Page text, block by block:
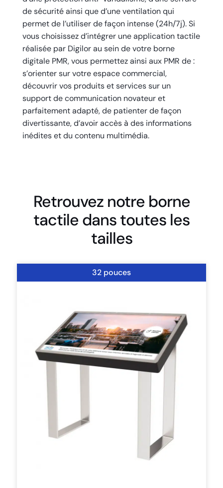
de sécurité ainsi que d’une ventilation qui
permet de l’utiliser de façon intense (24h/7j). Si
vous choisissez d’intégrer une application tactile
réalisée par Digilor au sein de votre borne
digitale PMR, vous permettez ainsi aux PMR de :
s’orienter sur votre espace commercial,
découvrir vos produits et services sur un
support de communication novateur et
parfaitement adapté, de patienter de façon
divertissante, d’avoir accès à des informations
inédites et du contenu multimédia.
Retrouvez notre borne
tactile dans toutes les
tailles
32 pouces